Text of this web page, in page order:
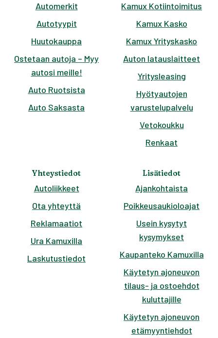
Automerkit
Autotyypit
Huutokauppa
Ostetaan autoja – Myy
autosi meille!
Auto Ruotsista
Auto Saksasta
Kamux Kotiintoimitus
Kamux Kasko
Kamux Yrityskasko
Auton latauslaitteet
Yritysleasing
Hyötyautojen
varustelupalvelu
Vetokoukku
Renkaat
Yhteystiedot
Autoliikkeet
Ota yhteyttä
Reklamaatiot
Ura Kamuxilla
Laskutustiedot
Lisätiedot
Ajankohtaista
Poikkeusaukioloajat
Usein kysytyt
kysymykset
Kaupanteko Kamuxilla
Käytetyn ajoneuvon
tilaus- ja ostoehdot
kuluttajille
Käytetyn ajoneuvon
etämyyntiehdot